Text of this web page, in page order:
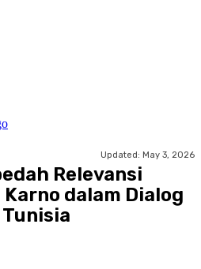
Updated: May 3, 2026
Relevansi
dalam Dialog